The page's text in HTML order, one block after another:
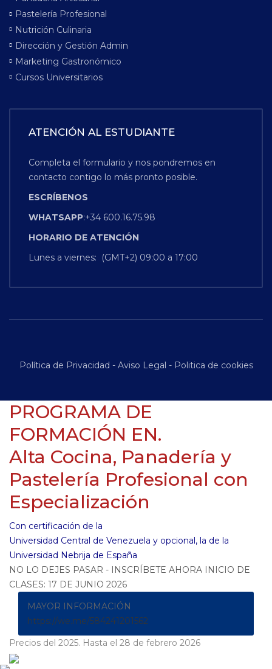
Pastelería Profesional
Nutrición Culinaria
Dirección y Gestión Admin
Marketing Gastronómico
Cursos Universitarios
ATENCIÓN AL ESTUDIANTE
Completa el formulario y nos pondremos en
contacto contigo lo más pronto posible.
ESCRÍBENOS
WHATSAPP:+34 600.16.75.98
HORARIO DE ATENCIÓN
Lunes a viernes: (GMT+2) 09:00 a 17:00
Política de Privacidad - Aviso Legal - Politica de cookies
PROGRAMA DE
FORMACIÓN EN.
Alta Cocina, Panadería y
Pastelería Profesional con
Especialización
Con certificación de la
Universidad Central de Venezuela y opcional, la de la
Universidad Nebrija de España
NO LO DEJES PASAR - INSCRÍBETE AHORA INICIO DE
CLASES: 17 DE JUNIO 2026
MAYOR INFORMACIÓN
https://we.me/584241201562
Precios del 2025. Hasta el 28 de febrero 2026